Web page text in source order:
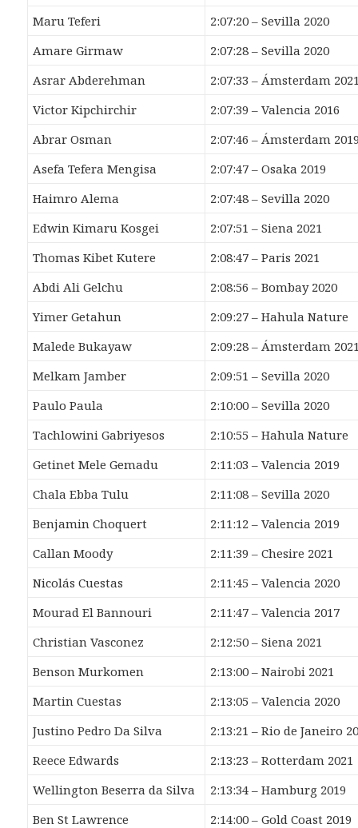
Maru Teferi
2:07:20 – Sevilla 2020
Amare Girmaw
2:07:28 – Sevilla 2020
Asrar Abderehman
2:07:33 – Ámsterdam
Victor Kipchirchir
2:07:39 – Valencia 2016
Abrar Osman
2:07:46 – Ámsterdam
Asefa Tefera Mengisa
2:07:47 – Osaka 2019
Haimro Alema
2:07:48 – Sevilla 2020
Edwin Kimaru Kosgei
2:07:51 – Siena 2021
Thomas Kibet Kutere
2:08:47 – Paris 2021
Abdi Ali Gelchu
2:08:56 – Bombay 2020
Yimer Getahun
2:09:27 – Hahula Nature
Malede Bukayaw
2:09:28 – Ámsterdam
Melkam Jamber
2:09:51 – Sevilla 2020
Paulo Paula
2:10:00 – Sevilla 2020
Tachlowini Gabriyesos
2:10:55 – Hahula Nature
Getinet Mele Gemadu
2:11:03 – Valencia 2019
Chala Ebba Tulu
2:11:08 – Sevilla 2020
Benjamin Choquert
2:11:12 – Valencia 2019
Callan Moody
2:11:39 – Chesire 2021
Nicolás Cuestas
2:11:45 – Valencia 2020
Mourad El Bannouri
2:11:47 – Valencia 2017
Christian Vasconez
2:12:50 – Siena 2021
Benson Murkomen
2:13:00 – Nairobi 2021
Martin Cuestas
2:13:05 – Valencia 2020
Justino Pedro Da Silva
2:13:21 – Rio de Janeiro
Reece Edwards
2:13:23 – Rotterdam 2021
Wellington Beserra da Silva
2:13:34 – Hamburg 2019
Ben St Lawrence
2:14:00 – Gold Coast 2019